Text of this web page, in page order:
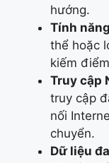
hướng.
Tính
thể hoặc
kiếm
Truy cập
truy cập
nối
chuyển.
Dữ liệu